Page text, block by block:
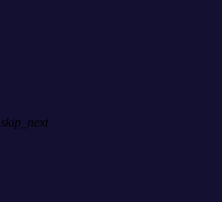
skip_next